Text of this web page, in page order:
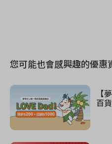
您可能也會感興趣的優惠
【
百